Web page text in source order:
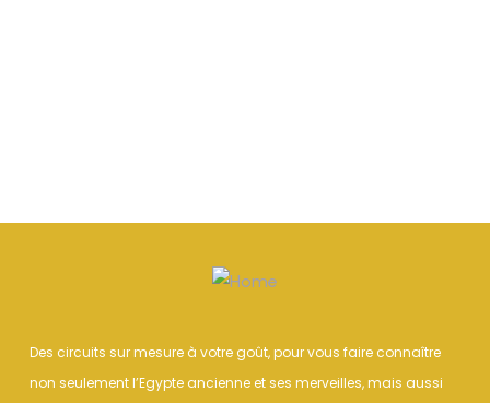
Des circuits sur mesure à votre goût, pour vous faire connaître
non seulement l’Egypte ancienne et ses merveilles, mais aussi